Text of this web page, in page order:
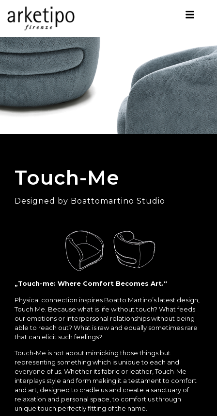
Touch-Me
Designed by Boattomartino Studio
„Touch-me: Where Comfort Becomes Art.“
Physical connection inspires Boatto Martino’s latest design,
Touch Me. Because what is life without touch? What feeds
our emotions or interpersonal relationships without being
able to reach out? What is raw and equally sometimes rare
that can elicit such feelings?
Touch-Me is not about mimicking those things but
representing something which is unique to each and
everyone of us. Whether its fabric or leather, Touch-Me
interplays style and form making it a testament to comfort
and art, designed to cradle us and create a sanctuary of
relaxation and personal space, to comfort us through
unique touch perfectly fitting of the name.